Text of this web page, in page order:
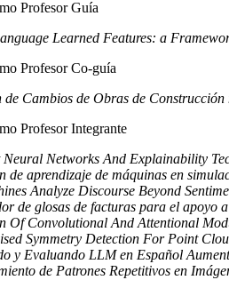
Profesor Guía
Learned Features: a
Profesor Co-guía
de Cambios de Obras de
Profesor Integrante
Neural Networks And Explainability
de aprendizaje de máquinas en
Analyze Discourse Beyond
de glosas de facturas para el apoyo
Of Convolutional And Attentional
Symmetry Detection For Point
y Evaluando LLM en Español
de Patrones Repetitivos en